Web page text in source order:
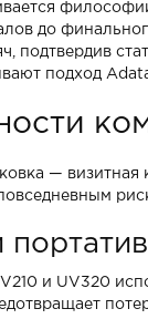
до
подтвердив
подход
—
и UV320